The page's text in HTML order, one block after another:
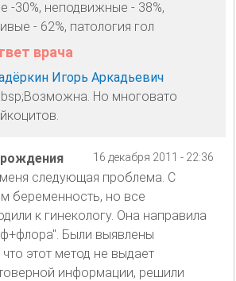
-30%, неподвижные - 38%,
- 62%, патология гол
врача
Игорь Аркадьевич
Но многовато
16 декабря 2011 - 22:36
меня следующая проблема. С
беременность, но все
к гинекологу. Она направила
Были выявлены
этот метод не выдает
информации, решили